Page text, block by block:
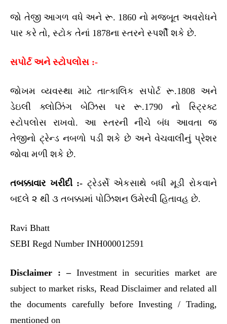
જો તેજી આગળ વધે અને રૂ. 1860 નો મજબૂત અવરોધને
પાર કરે તો, સ્ટોક તેનાં 1878ના સ્તરને સ્પર્શી શકે છે.
સપોર્ટ અને સ્ટોપલોસ :-
જોખમ વ્યવસ્થા માટે તાત્કાલિક સપોર્ટ રૂ.1808 અને
ડેઇલી ક્લોઝિંગ બેઝિસ પર રૂ.1790 નો સ્ટ્રિક્ટ
સ્ટોપલોસ રાખવો. આ સ્તરની નીચે બંધ આવતા જ
તેજીનો ટ્રેન્ડ નબળો પડી શકે છે અને વેચવાલીનું પ્રેશર
જોવા મળી શકે છે.
તબક્કાવાર ખરીદી :- ટ્રેડર્સે એકસાથે બધી મૂડી રોકવાને
બદલે ૨ થી ૩ તબક્કામાં પોઝિશન ઉમેરવી હિતાવહ છે.
Ravi Bhatt
SEBI Regd Number INH000012591
Disclaimer : –Investment in securities market are
subject to market risks, Read Disclaimer and related all
the documents carefully before Investing / Trading,
mentioned on